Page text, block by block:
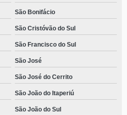
São Bonifácio
São Cristóvão do Sul
São Francisco do Sul
São José
São José do Cerrito
São João do Itaperiú
São João do Sul